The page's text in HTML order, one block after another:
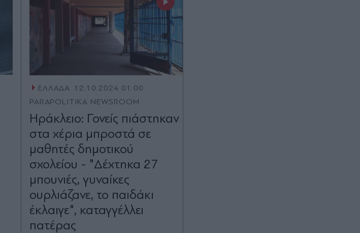
ΕΛΛΑΔΑ 12.10.2024 01:00
PARAPOLITIKA NEWSROOM
Ηράκλειο: Γονείς πιάστηκαν
στα χέρια μπροστά σε
μαθητές δημοτικού
σχολείου - "Δέχτηκα 27
μπουνιές, γυναίκες
ουρλιάζανε, το παιδάκι
έκλαιγε", καταγγέλλει
πατέρας